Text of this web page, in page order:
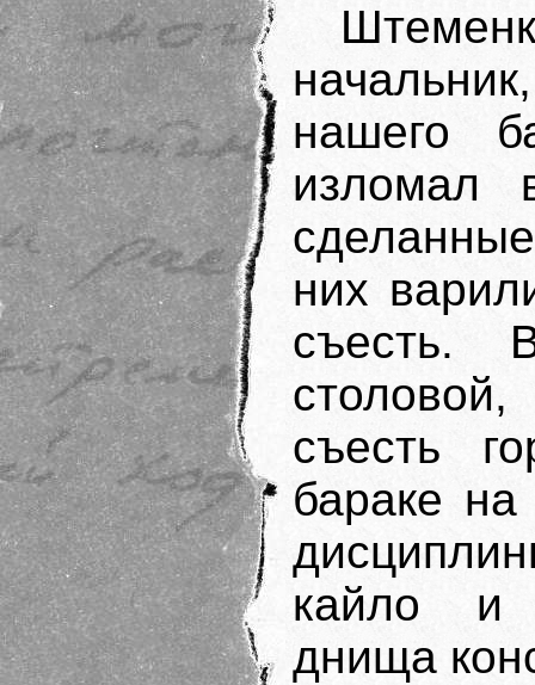
нашего
изломал
них
съесть.
съесть
бараке
кайло и
днища